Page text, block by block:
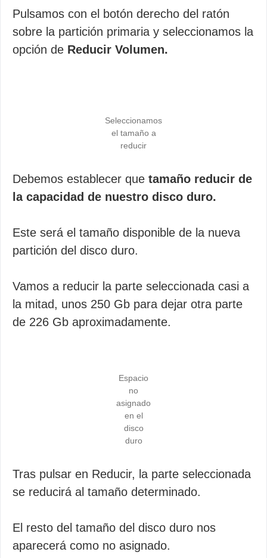
Pulsamos con el botón derecho del ratón
sobre la partición primaria y seleccionamos la
opción de Reducir Volumen.
Seleccionamos
el tamaño a
reducir
Debemos establecer que tamaño reducir de
la capacidad de nuestro disco duro.
Este será el tamaño disponible de la nueva
partición del disco duro.
Vamos a reducir la parte seleccionada casi a
la mitad, unos 250 Gb para dejar otra parte
de 226 Gb aproximadamente.
Espacio
no
asignado
en el
disco
duro
Tras pulsar en Reducir, la parte seleccionada
se reducirá al tamaño determinado.
El resto del tamaño del disco duro nos
aparecerá como no asignado.